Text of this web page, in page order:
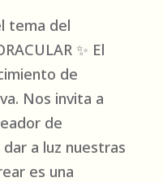
tema del
✨ El
de
Nos invita a
de
a luz nuestras
es una